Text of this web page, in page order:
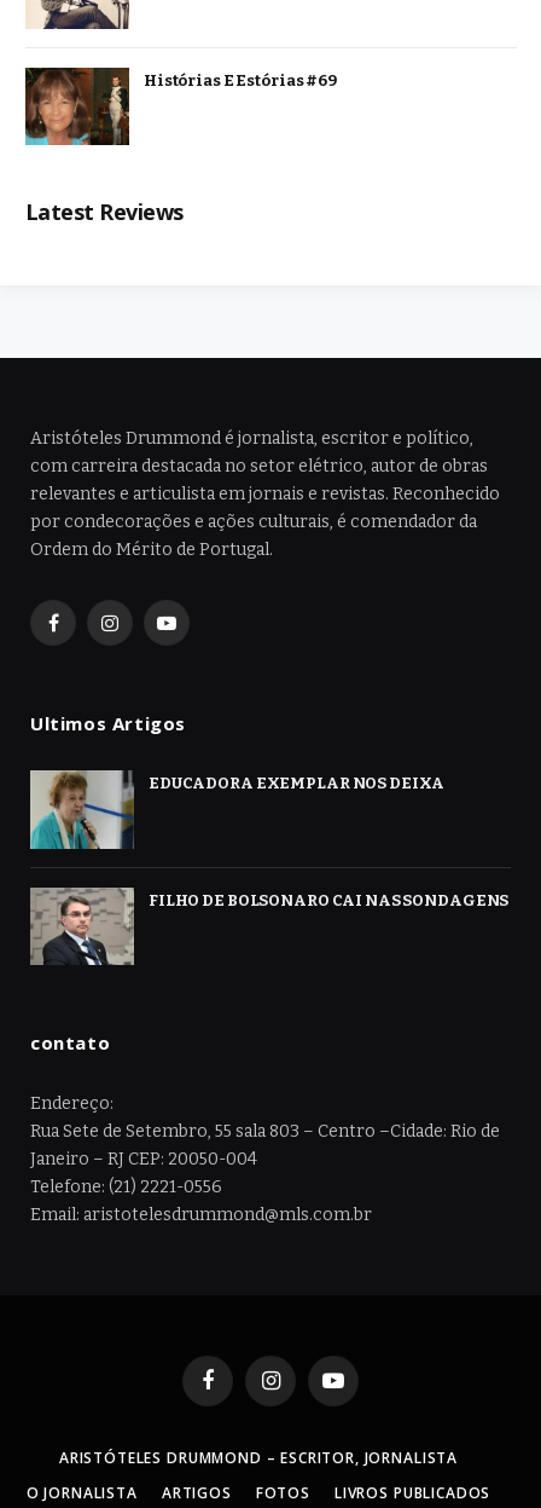
Histórias E Estórias #69
Latest Reviews
Aristóteles Drummond é jornalista, escritor e político,
com carreira destacada no setor elétrico, autor de obras
relevantes e articulista em jornais e revistas. Reconhecido
por condecorações e ações culturais, é comendador da
Ordem do Mérito de Portugal.
FacebookInstagramYouTube
Ultimos Artigos
EDUCADORA EXEMPLAR NOS DEIXA
FILHO DE BOLSONARO CAI NAS SONDAGENS
contato
Endereço:
Rua Sete de Setembro, 55 sala 803 – Centro –Cidade: Rio de
Janeiro – RJ CEP: 20050-004
Telefone: (21) 2221-0556
Email: aristotelesdrummond@mls.com.br
FacebookInstagramYouTube
ARISTÓTELES DRUMMOND – ESCRITOR, JORNALISTA
O JORNALISTA
ARTIGOS FOTOS LIVROS PUBLICADOS